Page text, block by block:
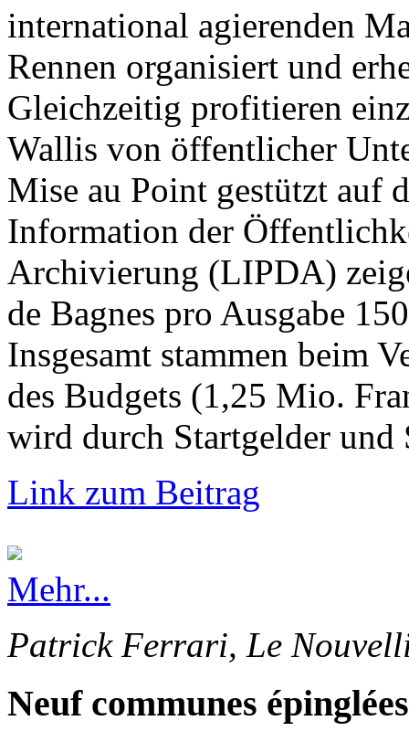
international agierenden
Rennen organisiert und
Gleichzeitig profitieren
Wallis von öffentlicher
Mise au Point gestützt auf
Information der
Archivierung (LIPDA)
de Bagnes pro Ausgabe
Insgesamt stammen beim
des Budgets (1,25 Mio.
wird durch Startgelder und
Link zum Beitrag
Mehr...
Patrick Ferrari, Le
Neuf communes épinglées